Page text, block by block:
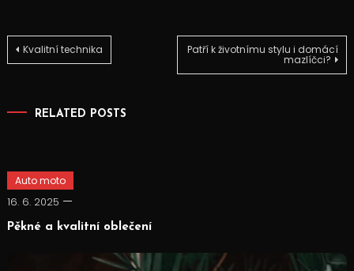
Navigace
příspěvek
Kvalitní technika Patří k životnímu stylu i domácí
mazlíčci?
RELATED POSTS
Auto moto
16. 6. 2025
Pěkné a kvalitní oblečení